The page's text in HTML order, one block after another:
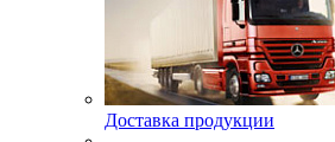
Доставка продукции